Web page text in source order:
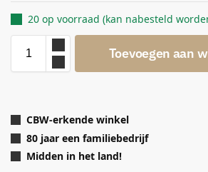
20 op voorraad (kan nabesteld
Toevoegen aan
CBW-erkende winkel
80 jaar een familiebedrijf
Midden in het land!